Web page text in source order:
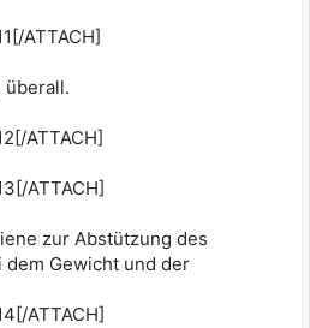
ATTACH]
überall.
ATTACH]
ATTACH]
zur Abstützung des
Gewicht und der
ATTACH]